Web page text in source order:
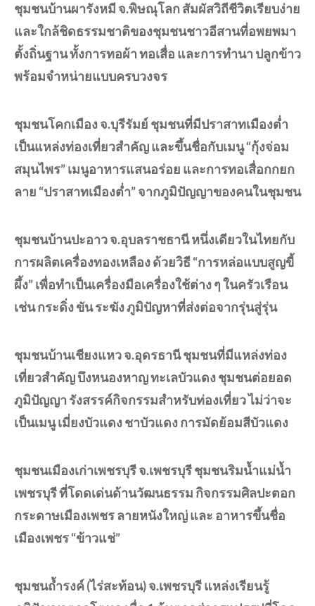
ชุมชนบ้านผารังหมี จ.พิษณุโลก สัมผัสวิถีชีวิตเรียบง่าย
และใกล้ชิดธรรมชาติของชุมชนชาวอีสานที่อพยพมา
ตั้งถิ่นฐาน ทั้งการทอผ้า ทอเสื่อ และการทำนา ปลูกข้าว
พร้อมจำหน่ายแบบครบวงจร
ชุมชนโคกเมือง จ.บุรีรัมย์ ชุมชนที่มีปราสาทเมืองต่ำ
เป็นแหล่งท่องเที่ยวสำคัญ และขึ้นชื่อกับเมนู “กุ้งจ่อม
สมุนไพร” เมนูอาหารแสนอร่อย และการทอเสื่อกกยก
ลาย “ปราสาทเมืองต่ำ” จากภูมิปัญญาของคนในชุมชน
ชุมชนบ้านปะอาว จ.อุบลราชธานี หนึ่งเดียวในไทยกับ
การผลิตเครื่องทองเหลือง ด้วยวิธี “การหล่อแบบสูญขี้
ผึ้ง” เพื่อทำเป็นเครื่องมือเครื่องใช้ต่าง ๆ ในครัวเรือน
เช่น กระดิ่ง ขัน ระฆัง ภูมิปัญหาที่ส่งต่อจากรุ่นสู่รุ่น
ชุมชนบ้านเชียงแหว จ.อุดรธานี ชุมชนที่มีแหล่งท่อง
เที่ยวสำคัญ บึงหนองหาญ ทะเลบัวแดง ชุมชนต่อยอด
ภูมิปัญญา รังสรรค์กิจกรรมสำหรับท่องเที่ยว ไม่ว่าจะ
เป็นเมนู เมี่ยงบัวแดง ชาบัวแดง การมัดย้อมสีบัวแดง
ชุมชนเมืองเก่าเพชรบุรี จ.เพชรบุรี ชุมชนริมน้ำแม่น้ำ
เพชรบุรี ที่โดดเด่นด้านวัฒนธรรม กิจกรรมศิลปะตอก
กระดาษเมืองเพชร ลายหนังใหญ่ และ อาหารขึ้นชื่อ
เมืองเพชร “ข้าวแช่”
ชุมชนถ้ำรงค์ (ไร่สะท้อน) จ.เพชรบุรี แหล่งเรียนรู้